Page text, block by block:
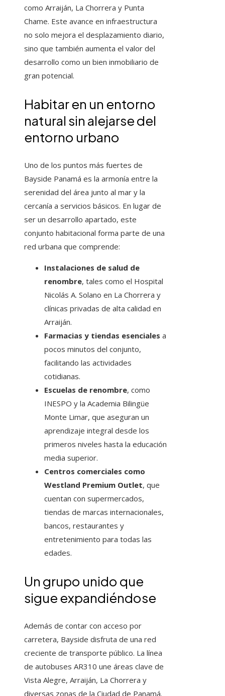
como Arraiján, La Chorrera y Punta
Chame. Este avance en infraestructura
no solo mejora el desplazamiento diario,
sino que también aumenta el valor del
desarrollo como un bien inmobiliario de
gran potencial.
Habitar en un entorno
natural sin alejarse del
entorno urbano
Uno de los puntos más fuertes de
Bayside Panamá es la armonía entre la
serenidad del área junto al mar y la
cercanía a servicios básicos. En lugar de
ser un desarrollo apartado, este
conjunto habitacional forma parte de una
red urbana que comprende:
Instalaciones de salud de
renombre, tales como el Hospital
Nicolás A. Solano en La Chorrera y
clínicas privadas de alta calidad en
Arraiján.
Farmacias y tiendas esenciales a
pocos minutos del conjunto,
facilitando las actividades
cotidianas.
Escuelas de renombre, como
INESPO y la Academia Bilingüe
Monte Limar, que aseguran un
aprendizaje integral desde los
primeros niveles hasta la educación
media superior.
Centros comerciales como
Westland Premium Outlet, que
cuentan con supermercados,
tiendas de marcas internacionales,
bancos, restaurantes y
entretenimiento para todas las
edades.
Un grupo unido que
sigue expandiéndose
Además de contar con acceso por
carretera, Bayside disfruta de una red
creciente de transporte público. La línea
de autobuses AR310 une áreas clave de
Vista Alegre, Arraiján, La Chorrera y
diversas zonas de la Ciudad de Panamá.